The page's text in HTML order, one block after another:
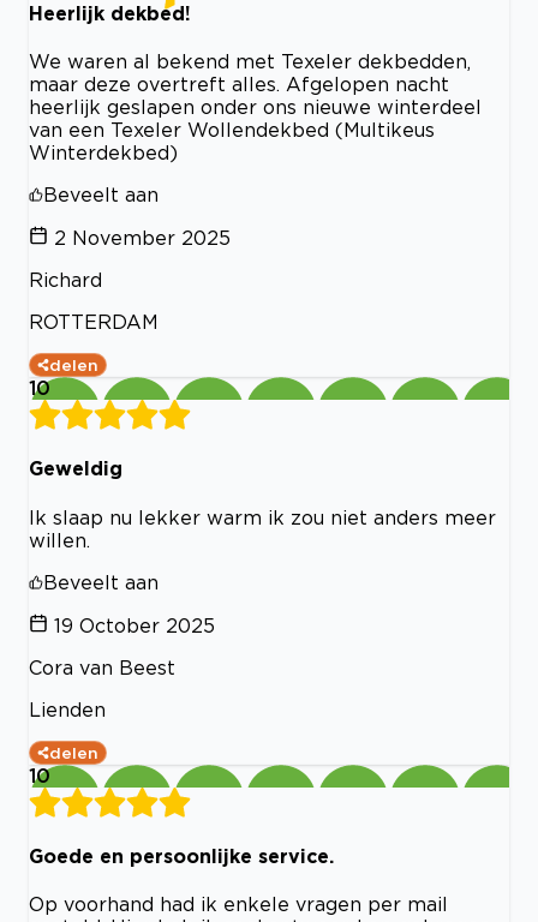
Heerlijk dekbed!
We waren al bekend met Texeler dekbedden,
maar deze overtreft alles. Afgelopen nacht
heerlijk geslapen onder ons nieuwe winterdeel
van een Texeler Wollendekbed (Multikeus
Winterdekbed)
Beveelt aan
2 November 2025
Richard
ROTTERDAM
delen
10
Geweldig
Ik slaap nu lekker warm ik zou niet anders meer
willen.
Beveelt aan
19 October 2025
Cora van Beest
Lienden
delen
10
Goede en persoonlijke service.
Op voorhand had ik enkele vragen per mail